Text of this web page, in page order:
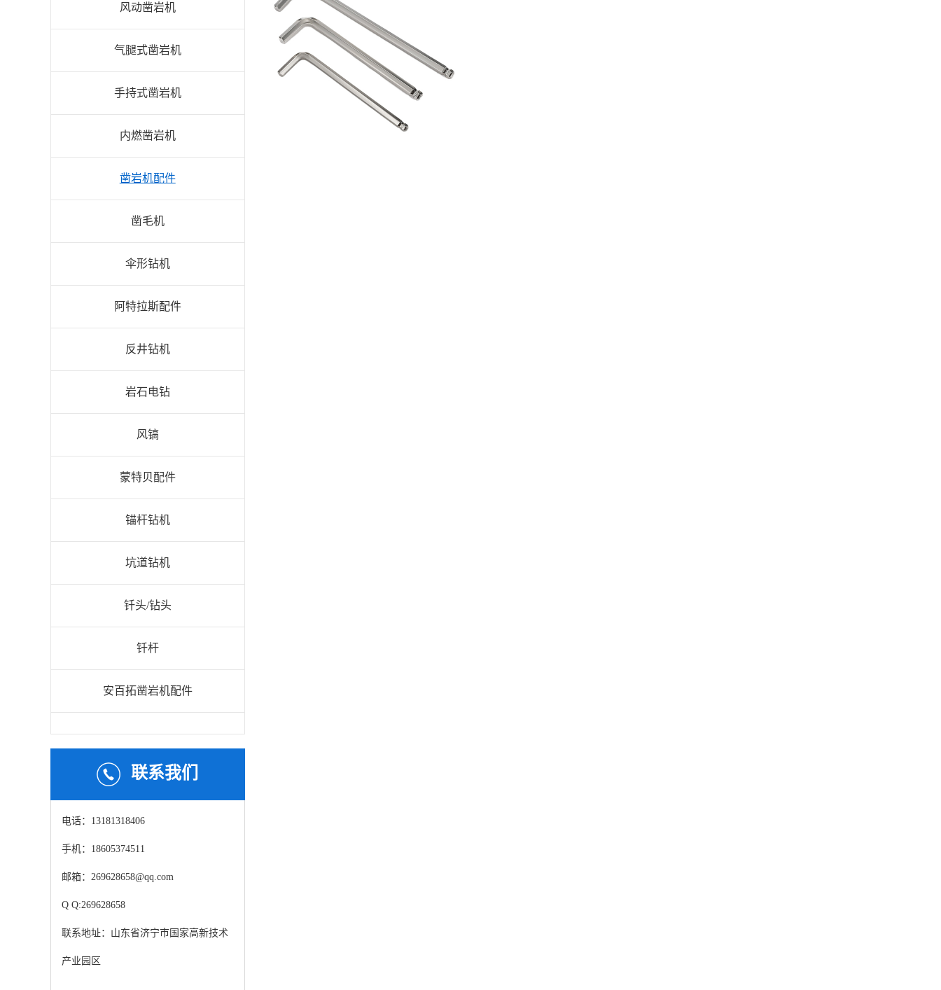
风动凿岩机
气腿式凿岩机
手持式凿岩机
内燃凿岩机
凿岩机配件
凿毛机
伞形钻机
阿特拉斯配件
反井钻机
岩石电钻
风镐
蒙特贝配件
锚杆钻机
坑道钻机
钎头/钻头
钎杆
安百拓凿岩机配件
联系我们
电话：13181318406
手机：18605374511
邮箱：269628658@qq.com
Q Q:269628658
联系地址：山东省济宁市国家高新技术
产业园区